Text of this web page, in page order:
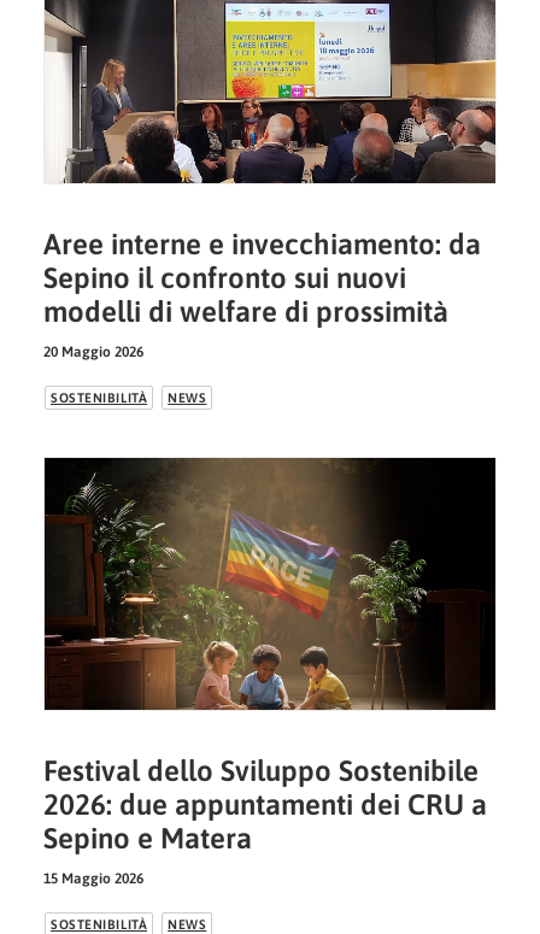
Aree interne e invecchiamento: da
Sepino il confronto sui nuovi
modelli di welfare di prossimità
20 Maggio 2026
SOSTENIBILITÀ NEWS
Festival dello Sviluppo Sostenibile
2026: due appuntamenti dei CRU a
Sepino e Matera
15 Maggio 2026
SOSTENIBILITÀ NEWS